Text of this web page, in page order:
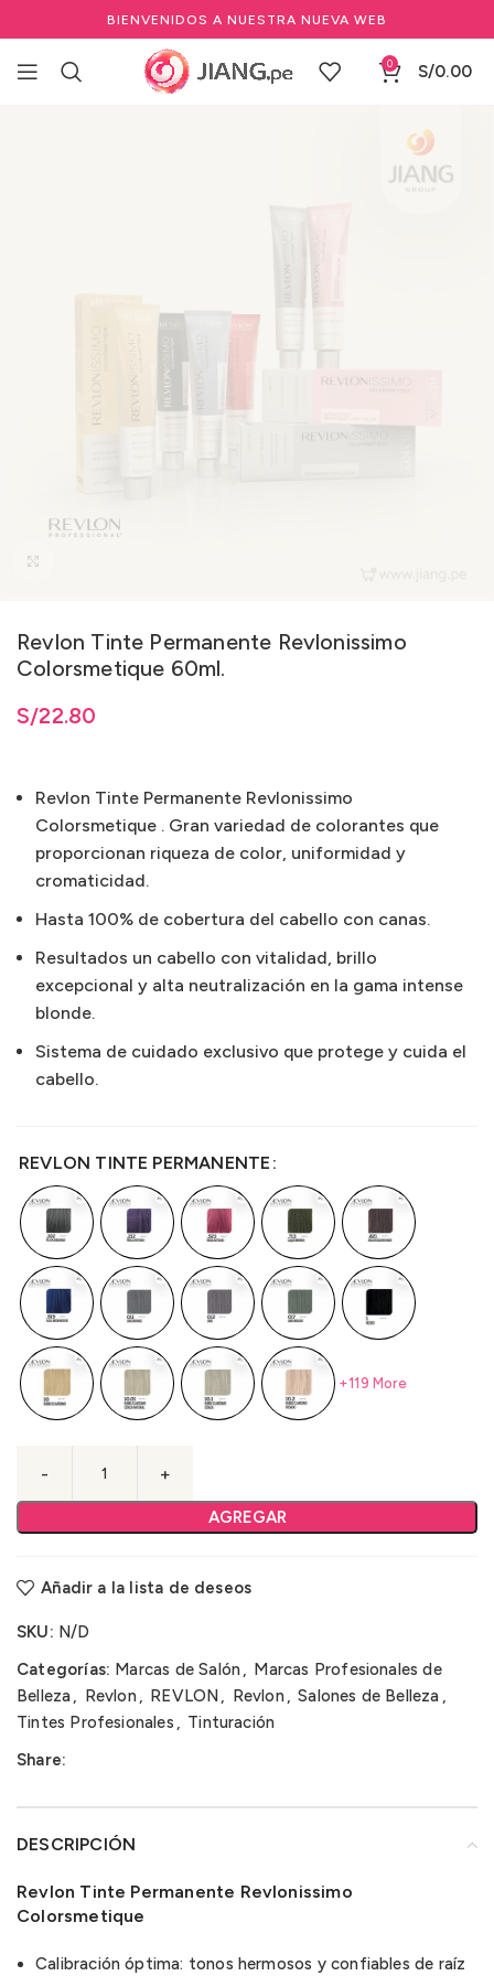
BIENVENIDOS A NUESTRA NUEVA WEB
0 S/0.00
Revlon Tinte Permanente Revlonissimo
Colorsmetique 60ml.
S/22.80
S/22.80
Revlon Tinte Permanente Revlonissimo
Colorsmetique . Gran variedad de colorantes que
proporcionan riqueza de color, uniformidad y
cromaticidad.
Hasta 100% de cobertura del cabello con canas.
Resultados un cabello con vitalidad, brillo
excepcional y alta neutralización en la gama intense
blonde.
Sistema de cuidado exclusivo que protege y cuida el
cabello.
REVLON TINTE PERMANENTE
+119 More
AGREGAR
Añadir a la lista de deseos
SKU: N/D
Categorías: Marcas de Salón, Marcas Profesionales de
Belleza, Revlon, REVLON, Revlon, Salones de Belleza ,
Tintes Profesionales , Tinturación
Share:
DESCRIPCIÓN
Revlon Tinte Permanente Revlonissimo
Colorsmetique
Calibración óptima: tonos hermosos y confiables de raíz